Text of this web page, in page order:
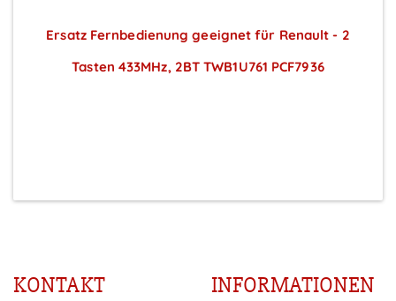
Ersatz Fernbedienung geeignet für Renault - 2
Tasten 433MHz, 2BT TWB1U761 PCF7936
KONTAKT INFORMATIONEN